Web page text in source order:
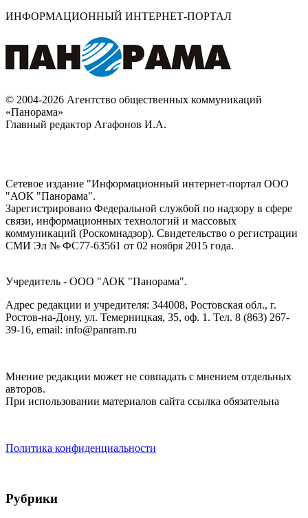
ИНФОРМАЦИОННЫЙ ИНТЕРНЕТ-ПОРТАЛ
© 2004-2026 Агентство общественных коммуникаций
«Панорама»
Главный редактор Агафонов И.А.
Сетевое издание "Информационный интернет-портал ООО
"АОК "Панорама".
Зарегистрировано Федеральной службой по надзору в сфере
связи, информационных технологий и массовых
коммуникаций (Роскомнадзор). Cвидетельство о регистрации
СМИ Эл № ФС77-63561 от 02 ноября 2015 года.
Учредитель - ООО "АОК "Панорама".
Адрес редакции и учредителя: 344008, Ростовская обл., г.
Ростов-на-Дону, ул. Темерницкая, 35, оф. 1. Тел. 8 (863) 267-
39-16, email: info@panram.ru
Мнение редакции может не совпадать с мнением отдельных
авторов.
При использовании материалов сайта ссылка обязательна
Политика конфиденциальности
Рубрики